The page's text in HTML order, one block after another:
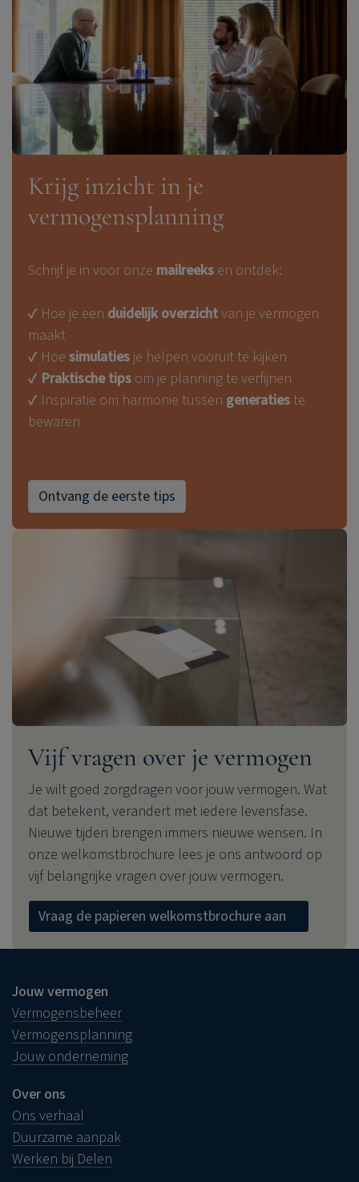
Krijg inzicht in je
vermogensplanning
Schrijf je in voor onze mailreeks en ontdek:
✔ Hoe je een duidelijk overzichtvan je vermogen
maakt
✔ Hoe simulaties je helpen vooruit te kijken
✔ Praktische tips om je planning te verfijnen
✔ Inspiratie om harmonie tussen generaties te
bewaren
Ontvang de eerste tips
Vijf vragen over je vermogen
Je wilt goed zorgdragen voor jouw vermogen. Wat
dat betekent, verandert met iedere levensfase.
Nieuwe tijden brengen immers nieuwe wensen. In
onze welkomstbrochure lees je ons antwoord op
vijf belangrijke vragen over jouw vermogen.
Vraag de papieren welkomstbrochure aan
Jouw vermogen
Vermogensbeheer
Vermogensplanning
Jouw onderneming
Over ons
Ons verhaal
Duurzame aanpak
Werken bij Delen